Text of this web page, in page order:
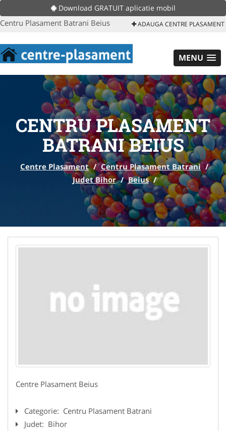
Download GRATUIT aplicatie mobil
Centru Plasament Batrani Beius ADAUGA CENTRE PLASAMENT
MENU
CENTRU PLASAMENT
BATRANI BEIUS
Centre Plasament / Centru Plasament Batrani /
Judet Bihor / Beius /
Centre Plasament Beius
Categorie: Centru Plasament Batrani
Judet: Bihor